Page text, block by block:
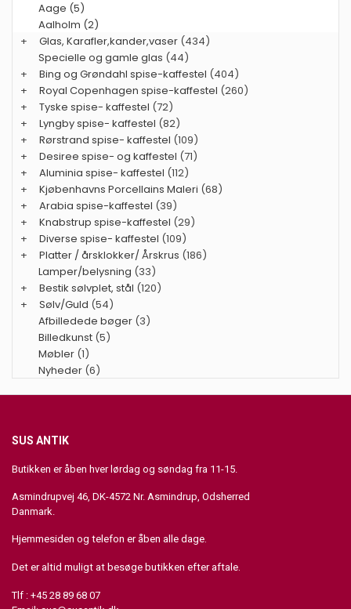
Aage (5)
Aalholm (2)
+
Glas, Karafler,kander,vaser (434)
Specielle og gamle glas (44)
+
Bing og Grøndahl spise-kaffestel (404)
+
Royal Copenhagen spise-kaffestel (260)
+
Tyske spise- kaffestel (72)
+
Lyngby spise- kaffestel (82)
+
Rørstrand spise- kaffestel (109)
+
Desiree spise- og kaffestel (71)
+
Aluminia spise- kaffestel (112)
+
Kjøbenhavns Porcellains Maleri (68)
+
Arabia spise-kaffestel (39)
+
Knabstrup spise-kaffestel (29)
+
Diverse spise- kaffestel (109)
+
Platter / årsklokker/ Årskrus (186)
Lamper/belysning (33)
+
Bestik sølvplet, stål (120)
+
Sølv/Guld (54)
Afbilledede bøger (3)
Billedkunst (5)
Møbler (1)
Nyheder (6)
SUS ANTIK
Butikken er åben hver lørdag og søndag fra 11-15.
Asmindrupvej 46, DK-4572 Nr. Asmindrup, Odsherred
Danmark.
Hjemmesiden og telefon er åben alle dage.
Det er altid muligt at besøge butikken efter aftale.
Tlf : +45 28 89 68 07